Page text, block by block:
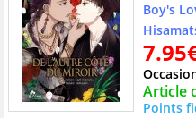
Boy's
Article
Points